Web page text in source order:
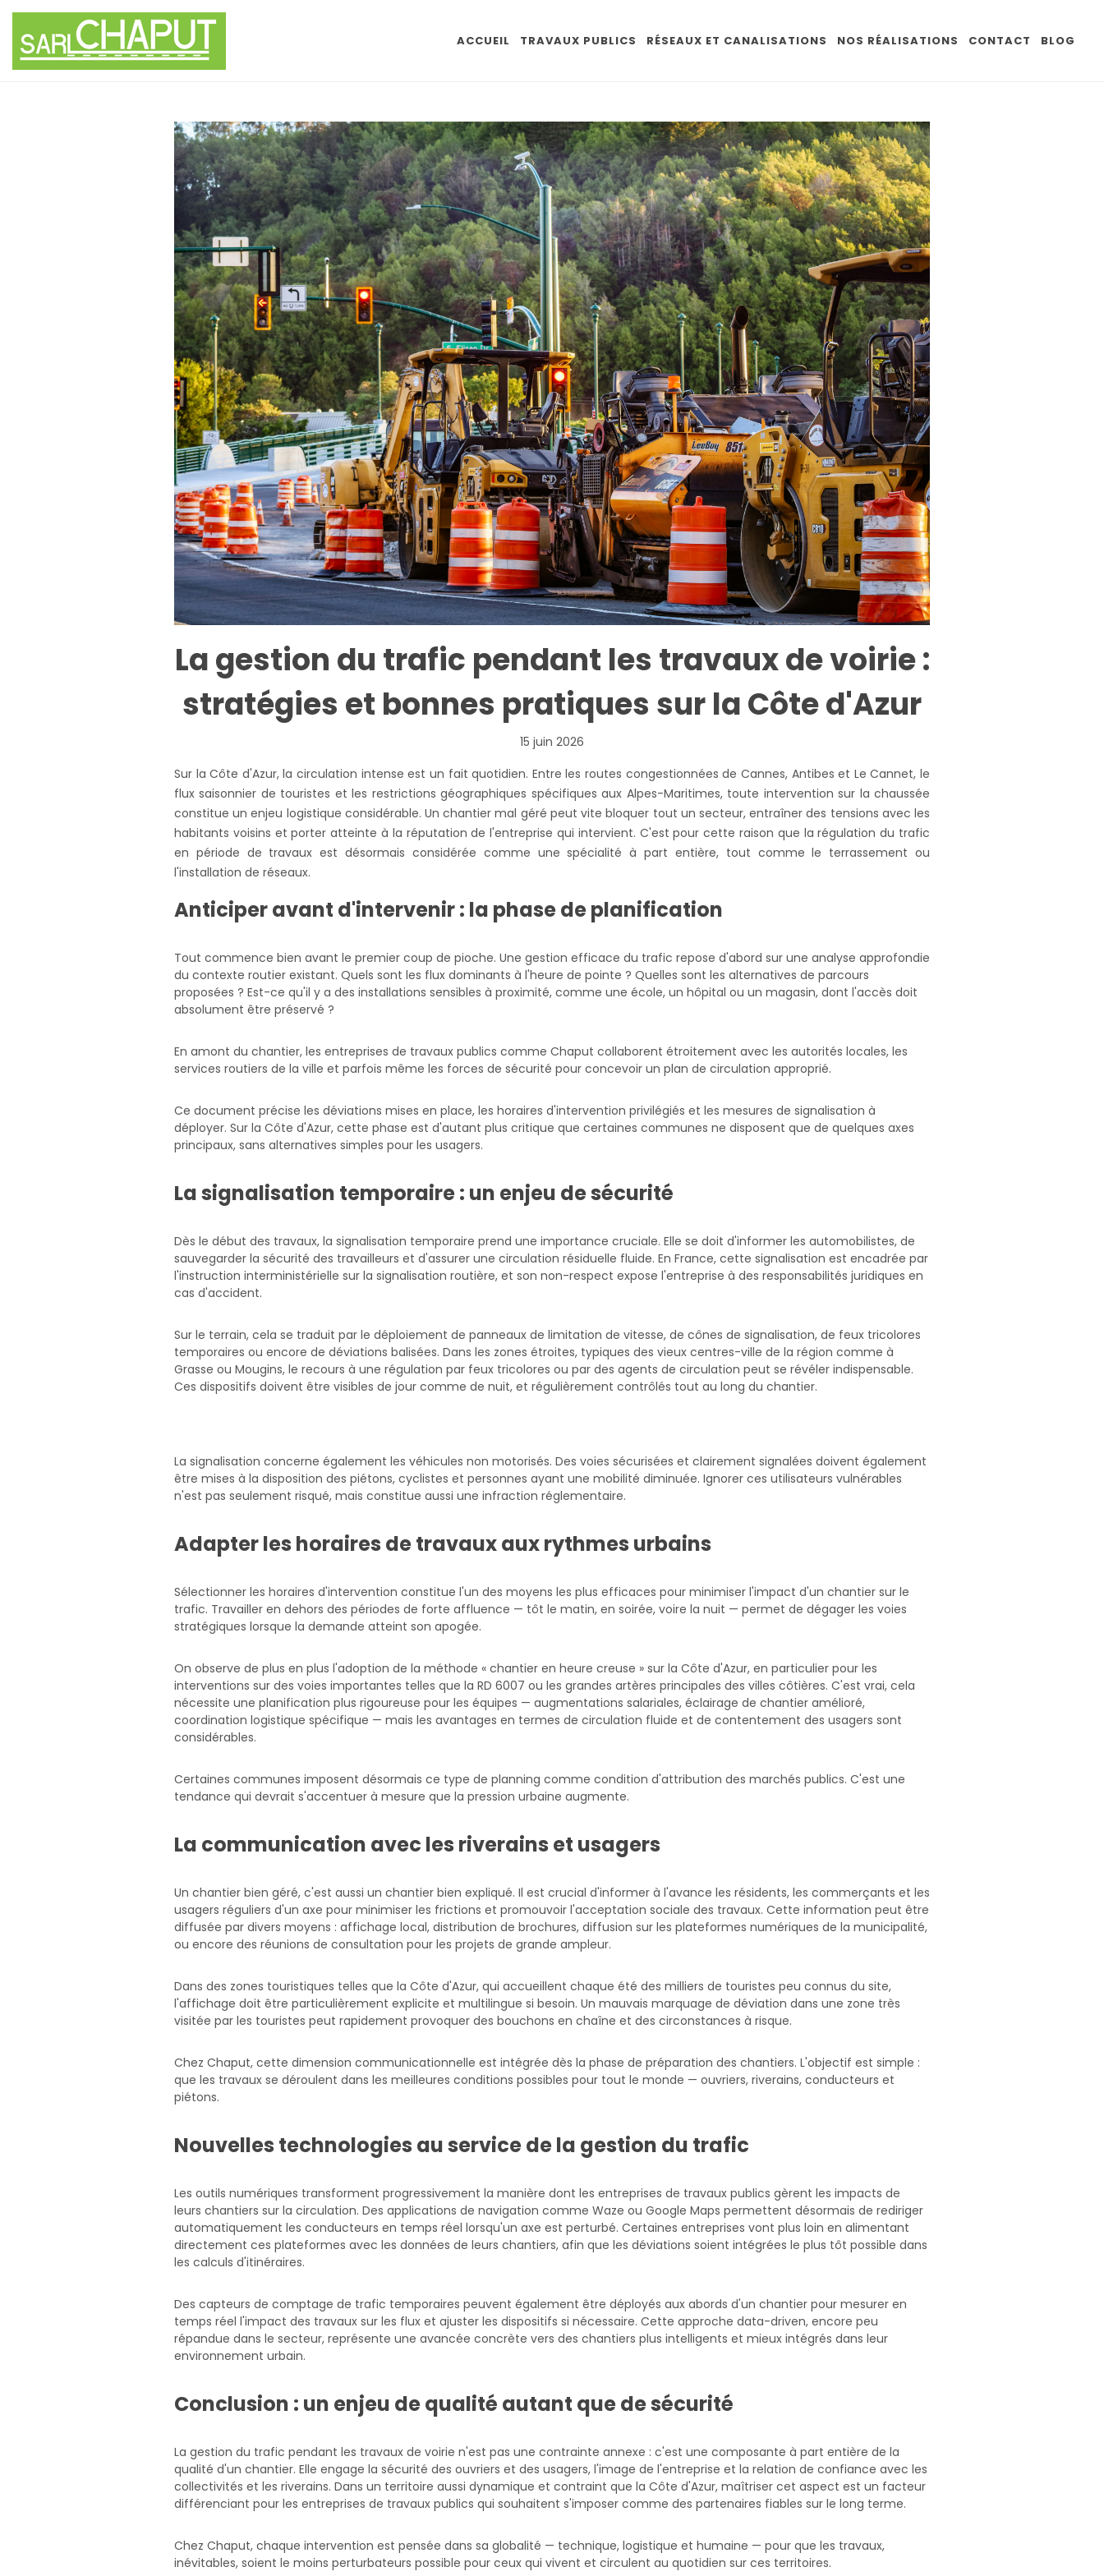
ACCUEIL TRAVAUX PUBLICS RÉSEAUX ET CANALISATIONS NOS RÉALISATIONS CONTACT BLOG
La gestion du trafic pendant les travaux de voirie :
stratégies et bonnes pratiques sur la Côte d'Azur
15 juin 2026
Sur la Côte d'Azur, la circulation intense est un fait quotidien. Entre les routes congestionnées de Cannes, Antibes et Le Cannet, le
flux saisonnier de touristes et les restrictions géographiques spécifiques aux Alpes-Maritimes, toute intervention sur la chaussée
constitue un enjeu logistique considérable. Un chantier mal géré peut vite bloquer tout un secteur, entraîner des tensions avec les
habitants voisins et porter atteinte à la réputation de l'entreprise qui intervient. C'est pour cette raison que la régulation du trafic
en période de travaux est désormais considérée comme une spécialité à part entière, tout comme le terrassement ou
l'installation de réseaux.
Anticiper avant d'intervenir : la phase de planification
Tout commence bien avant le premier coup de pioche. Une gestion efficace du trafic repose d'abord sur une analyse approfondie
du contexte routier existant. Quels sont les flux dominants à l'heure de pointe ? Quelles sont les alternatives de parcours
proposées ? Est-ce qu'il y a des installations sensibles à proximité, comme une école, un hôpital ou un magasin, dont l'accès doit
absolument être préservé ?
En amont du chantier, les entreprises de travaux publics comme Chaput collaborent étroitement avec les autorités locales, les
services routiers de la ville et parfois même les forces de sécurité pour concevoir un plan de circulation approprié.
Ce document précise les déviations mises en place, les horaires d'intervention privilégiés et les mesures de signalisation à
déployer. Sur la Côte d'Azur, cette phase est d'autant plus critique que certaines communes ne disposent que de quelques axes
principaux, sans alternatives simples pour les usagers.
La signalisation temporaire : un enjeu de sécurité
Dès le début des travaux, la signalisation temporaire prend une importance cruciale. Elle se doit d'informer les automobilistes, de
sauvegarder la sécurité des travailleurs et d'assurer une circulation résiduelle fluide. En France, cette signalisation est encadrée par
l'instruction interministérielle sur la signalisation routière, et son non-respect expose l'entreprise à des responsabilités juridiques en
cas d'accident.
Sur le terrain, cela se traduit par le déploiement de panneaux de limitation de vitesse, de cônes de signalisation, de feux tricolores
temporaires ou encore de déviations balisées. Dans les zones étroites, typiques des vieux centres-ville de la région comme à
Grasse ou Mougins, le recours à une régulation par feux tricolores ou par des agents de circulation peut se révéler indispensable.
Ces dispositifs doivent être visibles de jour comme de nuit, et régulièrement contrôlés tout au long du chantier.
La signalisation concerne également les véhicules non motorisés. Des voies sécurisées et clairement signalées doivent également
être mises à la disposition des piétons, cyclistes et personnes ayant une mobilité diminuée. Ignorer ces utilisateurs vulnérables
n'est pas seulement risqué, mais constitue aussi une infraction réglementaire.
Adapter les horaires de travaux aux rythmes urbains
Sélectionner les horaires d'intervention constitue l'un des moyens les plus efficaces pour minimiser l'impact d'un chantier sur le
trafic. Travailler en dehors des périodes de forte affluence — tôt le matin, en soirée, voire la nuit — permet de dégager les voies
stratégiques lorsque la demande atteint son apogée.
On observe de plus en plus l'adoption de la méthode « chantier en heure creuse » sur la Côte d'Azur, en particulier pour les
interventions sur des voies importantes telles que la RD 6007 ou les grandes artères principales des villes côtières. C'est vrai, cela
nécessite une planification plus rigoureuse pour les équipes — augmentations salariales, éclairage de chantier amélioré,
coordination logistique spécifique — mais les avantages en termes de circulation fluide et de contentement des usagers sont
considérables.
Certaines communes imposent désormais ce type de planning comme condition d'attribution des marchés publics. C'est une
tendance qui devrait s'accentuer à mesure que la pression urbaine augmente.
La communication avec les riverains et usagers
Un chantier bien géré, c'est aussi un chantier bien expliqué. Il est crucial d'informer à l'avance les résidents, les commerçants et les
usagers réguliers d'un axe pour minimiser les frictions et promouvoir l'acceptation sociale des travaux. Cette information peut être
diffusée par divers moyens : affichage local, distribution de brochures, diffusion sur les plateformes numériques de la municipalité,
ou encore des réunions de consultation pour les projets de grande ampleur.
Dans des zones touristiques telles que la Côte d'Azur, qui accueillent chaque été des milliers de touristes peu connus du site,
l'affichage doit être particulièrement explicite et multilingue si besoin. Un mauvais marquage de déviation dans une zone très
visitée par les touristes peut rapidement provoquer des bouchons en chaîne et des circonstances à risque.
Chez Chaput, cette dimension communicationnelle est intégrée dès la phase de préparation des chantiers. L'objectif est simple :
que les travaux se déroulent dans les meilleures conditions possibles pour tout le monde — ouvriers, riverains, conducteurs et
piétons.
Nouvelles technologies au service de la gestion du trafic
Les outils numériques transforment progressivement la manière dont les entreprises de travaux publics gèrent les impacts de
leurs chantiers sur la circulation. Des applications de navigation comme Waze ou Google Maps permettent désormais de rediriger
automatiquement les conducteurs en temps réel lorsqu'un axe est perturbé. Certaines entreprises vont plus loin en alimentant
directement ces plateformes avec les données de leurs chantiers, afin que les déviations soient intégrées le plus tôt possible dans
les calculs d'itinéraires.
Des capteurs de comptage de trafic temporaires peuvent également être déployés aux abords d'un chantier pour mesurer en
temps réel l'impact des travaux sur les flux et ajuster les dispositifs si nécessaire. Cette approche data-driven, encore peu
répandue dans le secteur, représente une avancée concrète vers des chantiers plus intelligents et mieux intégrés dans leur
environnement urbain.
Conclusion : un enjeu de qualité autant que de sécurité
La gestion du trafic pendant les travaux de voirie n'est pas une contrainte annexe : c'est une composante à part entière de la
qualité d'un chantier. Elle engage la sécurité des ouvriers et des usagers, l'image de l'entreprise et la relation de confiance avec les
collectivités et les riverains. Dans un territoire aussi dynamique et contraint que la Côte d'Azur, maîtriser cet aspect est un facteur
différenciant pour les entreprises de travaux publics qui souhaitent s'imposer comme des partenaires fiables sur le long terme.
Chez Chaput, chaque intervention est pensée dans sa globalité — technique, logistique et humaine — pour que les travaux,
inévitables, soient le moins perturbateurs possible pour ceux qui vivent et circulent au quotidien sur ces territoires.
Panneau de gestion des cookies